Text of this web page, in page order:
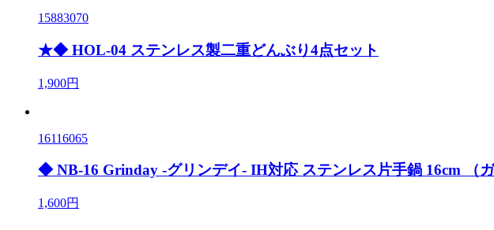
15883070
★◆ HOL-04 ステンレス製二重どんぶり4点セット
1,900円
16116065
◆ NB-16 Grinday -グリンデイ- IH対応 ステンレス片手鍋 16cm （ガ
1,600円